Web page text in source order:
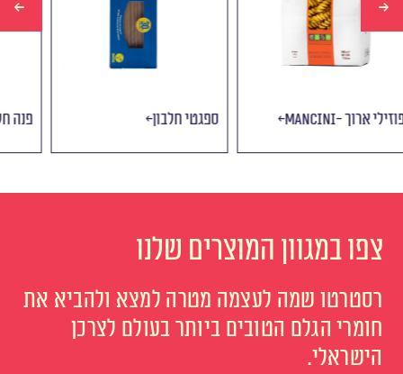
ספגטי חלבון Mancini- פוזילי ארוך
צפו במגוון המוצרים שלנו
רסטרטו שמה לעצמה מטרה למצא ולהביא את
חומרי הגלם הטובים ביותר בעולם לצרכן
הישראלי.